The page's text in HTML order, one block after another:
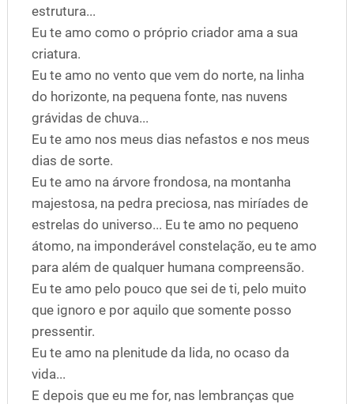
estrutura...
Eu te amo como o próprio criador ama a sua
criatura.
Eu te amo no vento que vem do norte, na linha
do horizonte, na pequena fonte, nas nuvens
grávidas de chuva...
Eu te amo nos meus dias nefastos e nos meus
dias de sorte.
Eu te amo na árvore frondosa, na montanha
majestosa, na pedra preciosa, nas miríades de
estrelas do universo... Eu te amo no pequeno
átomo, na imponderável constelação, eu te amo
para além de qualquer humana compreensão.
Eu te amo pelo pouco que sei de ti, pelo muito
que ignoro e por aquilo que somente posso
pressentir.
Eu te amo na plenitude da lida, no ocaso da
vida...
E depois que eu me for, nas lembranças que